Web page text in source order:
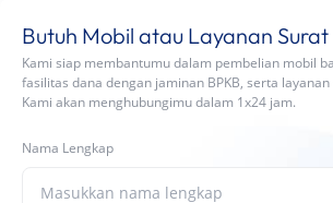
Butuh Mobil atau Layanan
Kami siap membantumu dalam pembelian mobil
fasilitas dana dengan jaminan BPKB, serta
Kami akan menghubungimu dalam 1x24 jam.
Nama Lengkap